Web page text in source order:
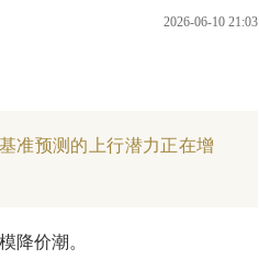
2026-06-10 21:03
准预测的上行潜力正在增
降价潮。